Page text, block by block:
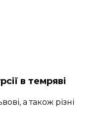
в темряві
а також різні